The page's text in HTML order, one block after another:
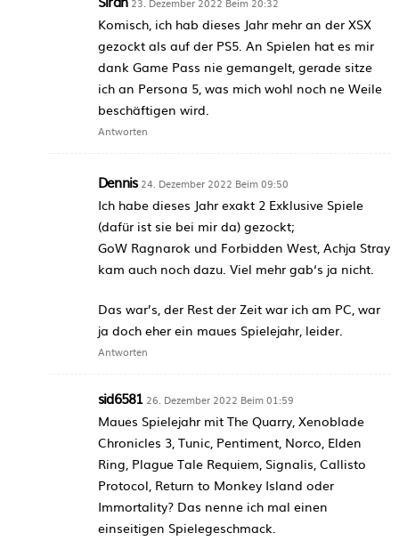
23. Dezember 2022 Beim 20:32
Komisch, ich hab dieses Jahr mehr an der XSX
gezockt als auf der PS5. An Spielen hat es mir
dank Game Pass nie gemangelt, gerade sitze
ich an Persona 5, was mich wohl noch ne Weile
beschäftigen wird.
Antworten
Dennis 24. Dezember 2022 Beim 09:50
Ich habe dieses Jahr exakt 2 Exklusive Spiele
(dafür ist sie bei mir da) gezockt;
GoW Ragnarok und Forbidden West, Achja Stray
kam auch noch dazu. Viel mehr gab‘s ja nicht.
Das war’s, der Rest der Zeit war ich am PC, war
ja doch eher ein maues Spielejahr, leider.
Antworten
sid6581 26. Dezember 2022 Beim 01:59
Maues Spielejahr mit The Quarry, Xenoblade
Chronicles 3, Tunic, Pentiment, Norco, Elden
Ring, Plague Tale Requiem, Signalis, Callisto
Protocol, Return to Monkey Island oder
Immortality? Das nenne ich mal einen
einseitigen Spielegeschmack.